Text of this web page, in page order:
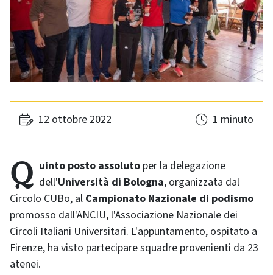
12 ottobre 2022 1 minuto
Quinto posto assoluto per la delegazione
dell'Università di Bologna, organizzata dal
Circolo CUBo, al Campionato Nazionale di podismo
promosso dall'ANCIU, l'Associazione Nazionale dei
Circoli Italiani Universitari. L'appuntamento, ospitato a
Firenze, ha visto partecipare squadre provenienti da 23
atenei.